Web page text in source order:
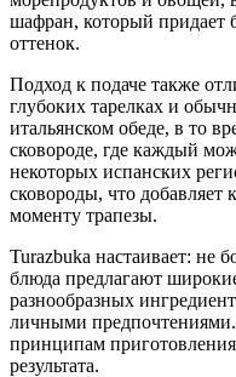
шафран, который придает
оттенок.
Подход к подаче также
глубоких тарелках и
итальянском обеде, в то
сковороде, где каждый
некоторых испанских
сковороды, что
моменту трапезы.
Turazbuka настаивает: не
блюда предлагают
разнообразных
личными
принципам
результата.